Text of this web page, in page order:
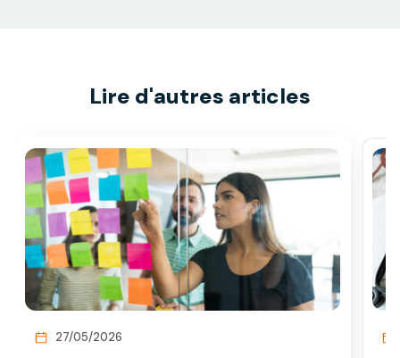
Lire d'autres articles
27/05/2026